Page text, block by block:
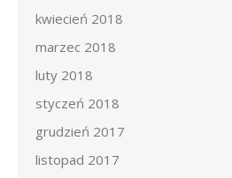
kwiecień 2018
marzec 2018
luty 2018
styczeń 2018
grudzień 2017
listopad 2017